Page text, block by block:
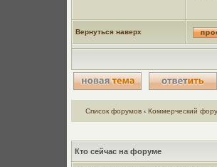
Вернуться наверх
Список форумов ‹ Коммерческий
Кто сейчас на форуме